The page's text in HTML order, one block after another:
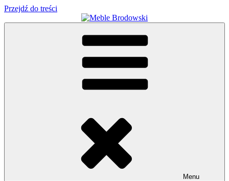
Przejdź do treści
Meble kuchenne specjalnie dla Ciebie!
Menu